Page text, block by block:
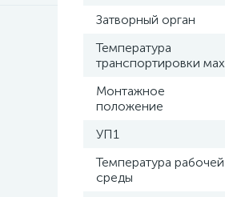
Затворный орган
Температура
транспортировки мах
Монтажное
положение
УП1
Температура рабочей
среды